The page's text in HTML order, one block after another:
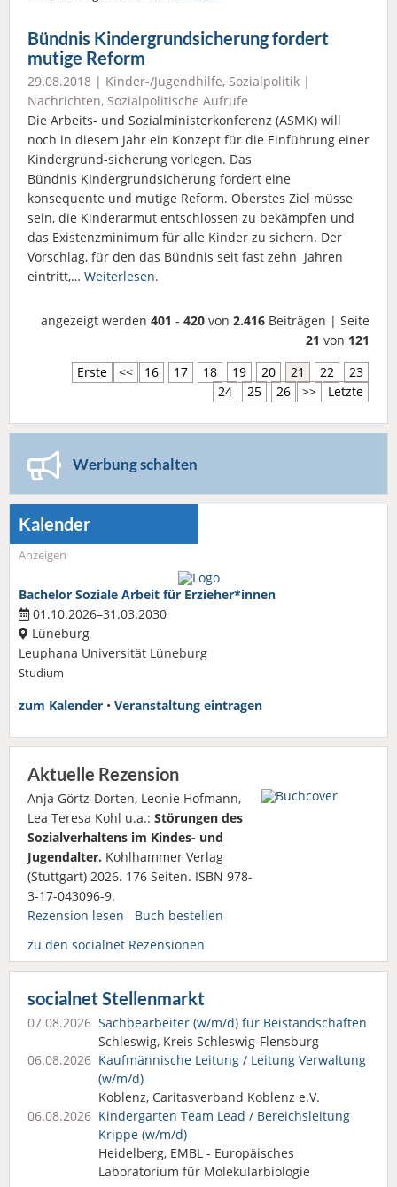
Bündnis Kindergrundsicherung fordert
mutige Reform
29.08.2018 | Kinder-/Jugendhilfe, Sozialpolitik |
Nachrichten, Sozialpolitische Aufrufe
Die Arbeits- und Sozialministerkonferenz (ASMK) will
noch in diesem Jahr ein Konzept für die Einführung einer
Kindergrund-sicherung vorlegen. Das
Bündnis KIndergrundsicherung fordert eine
konsequente und mutige Reform. Oberstes Ziel müsse
sein, die Kinderarmut entschlossen zu bekämpfen und
das Existenzminimum für alle Kinder zu sichern. Der
Vorschlag, für den das Bündnis seit fast zehn Jahren
eintritt,… Weiterlesen.
angezeigt werden 401 - 420 von 2.416 Beiträgen | Seite
21 von 121
Erste
<< 16 17 18 19 20 21 22
23
24
25 26 >> Letzte
Werbung schalten
Kalender
Anzeigen
Bachelor Soziale Arbeit für Erzieher*innen
01.10.2026–31.03.2030
Lüneburg
Leuphana Universität Lüneburg
Studium
zum Kalender • Veranstaltung eintragen
Aktuelle Rezension
Anja Görtz-Dorten, Leonie Hofmann,
Lea Teresa Kohl u.a.: Störungen des
Sozialverhaltens im Kindes- und
Jugendalter. Kohlhammer Verlag
(Stuttgart) 2026. 176 Seiten. ISBN 978-
3-17-043096-9.
Rezension lesen
Buch bestellen
zu den socialnet Rezensionen
socialnet Stellenmarkt
07.08.2026 Sachbearbeiter (w/m/d) für Beistandschaften
Schleswig, Kreis Schleswig-Flensburg
06.08.2026 Kaufmännische Leitung / Leitung Verwaltung
(w/m/d)
Koblenz, Caritasverband Koblenz e.V.
06.08.2026 Kindergarten Team Lead / Bereichsleitung
Krippe (w/m/d)
Heidelberg, EMBL - Europäisches
Laboratorium für Molekularbiologie